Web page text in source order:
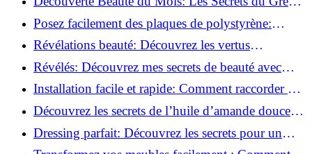
Glamour !
Posez facilement des plaques de polystyrène:
Transformez votre plafond sans effort !
Révélations beauté: Découvrez les vertus
insoupçonnées de l'huile de coco!
Révélés: Découvrez mes secrets de beauté avec
l'huile de ricin!
Installation facile et rapide: Comment raccorder un
luminaire au plafond!
Découvrez les secrets de l’huile d’amande douce :
Pourquoi vous devez l'adopter!
Dressing parfait: Découvrez les secrets pour un
rangement optimal!